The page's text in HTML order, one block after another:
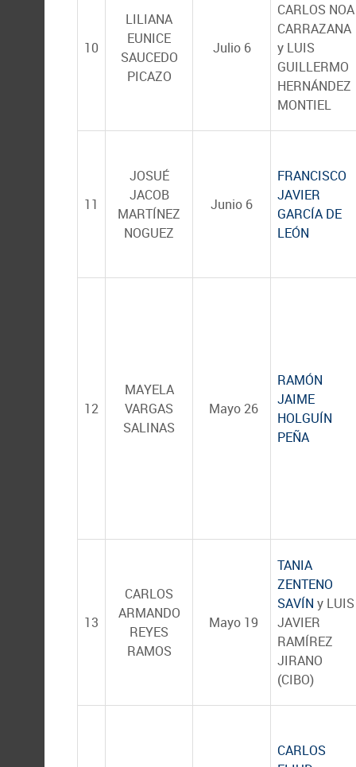
10
LILIANA
EUNICE
SAUCEDO
PICAZO
Julio 6
CARLOS NOA
CARRAZANA
y LUIS
GUILLERMO
HERNÁNDEZ
MONTIEL
11
JOSUÉ
JACOB
MARTÍNEZ
NOGUEZ
Junio 6
FRANCISCO
JAVIER
GARCÍA DE
LEÓN
12
MAYELA
VARGAS
SALINAS
Mayo 26
RAMÓN
JAIME
HOLGUÍN
PEÑA
13
CARLOS
ARMANDO
REYES
RAMOS
Mayo 19
TANIA
ZENTENO
SAVÍN y LUIS
JAVIER
RAMÍREZ
JIRANO
(CIBO)
CARLOS